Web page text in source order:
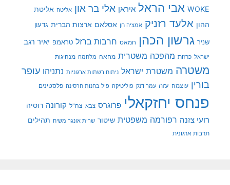
WOKE אבי הראל איראן אלי בר און אליטה אליטת
ההון אלעד רזניק אמציה חן אסלאם ארצות הברית גדעון
שניר גרשון הכהן חמאס חרבות ברזל טראמפ יאיר רגב
ישראל כרזות מהפכה משטרית מחאה מלחמה מנהיגות
משטרה משטרת ישראל ניתוח רשתות ארגוניות נתניהו עופר
בורין עוצמה עזה עמר דנק פוליטיקה פיל בחנות חרסינה פלסטינים
פנחס יחזקאלי פרוגרס צבא צה"ל קורונה רוסיה
רועי צזנה רפורמה משפטית שיטור שרית אונגר משיח תהילים
תרבות ארגונית